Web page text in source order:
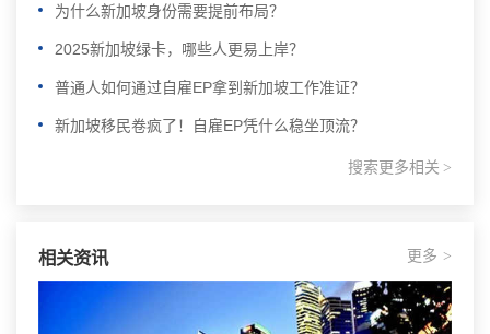
为什么新加坡身份需要提前布局？
2025新加坡绿卡，哪些人更易上岸？
普通人如何通过自雇EP拿到新加坡工作准证？
新加坡移民卷疯了！自雇EP凭什么稳坐顶流？
搜索更多相关 >
相关资讯 更多 >